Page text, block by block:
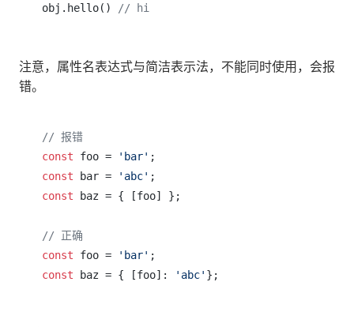
obj.hello() // hi
注意，属性名表达式与简洁表示法，不能同时使用，会报
错。
// 报错
const foo = 'bar'
const bar = 'abc'
const baz = { [foo] };
// 正确
const foo = 'bar'
const baz = { [foo]: 'abc'